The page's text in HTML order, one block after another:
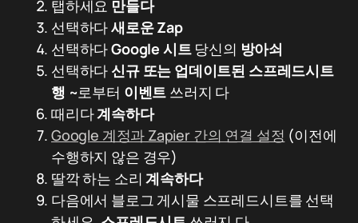
탭하세요 만들다
선택하다새로운 Zap
선택하다Google 시트당신의 방아쇠
선택하다 신규 또는 업데이트된 스프레드시트
행 ~로부터 이벤트 쓰러지 다
때리다계속하다
Google 계정과 Zapier 간의 연결 설정 (이전에
수행하지 않은 경우)
딸깍 하는 소리계속하다
다음에서 블로그 게시물 스프레드시트를 선택